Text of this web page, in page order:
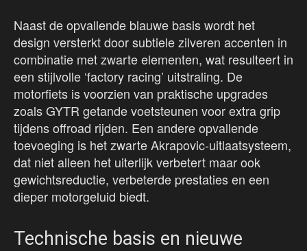
Naast de opvallende blauwe basis wordt het
design versterkt door subtiele zilveren accenten in
combinatie met zwarte elementen, wat resulteert in
een stijlvolle ‘factory racing’ uitstraling. De
motorfiets is voorzien van praktische upgrades
zoals GYTR getande voetsteunen voor extra grip
tijdens offroad rijden. Een andere opvallende
toevoeging is het zwarte Akrapovic-uitlaatsysteem,
dat niet alleen het uiterlijk verbetert maar ook
gewichtsreductie, verbeterde prestaties en een
dieper motorgeluid biedt.
Technische basis en nieuwe